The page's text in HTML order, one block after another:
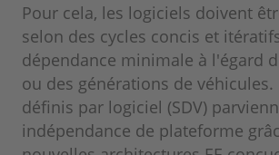
Pour cela, les logiciels doivent
selon des cycles concis et
dépendance minimale à l'égard
ou des générations de véhicules.
définis par logiciel (SDV)
indépendance de plateforme